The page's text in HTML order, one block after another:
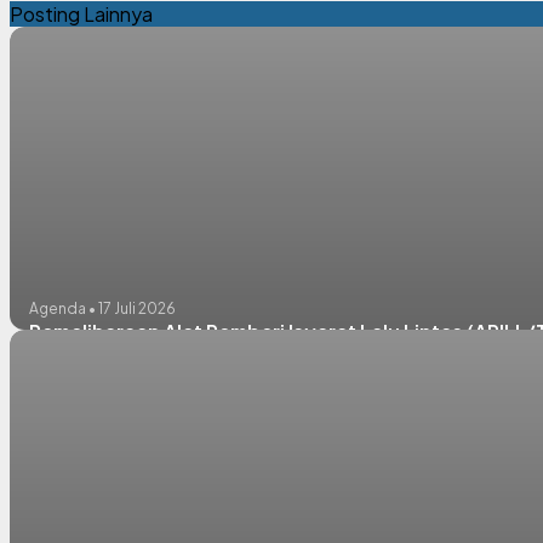
Posting Lainnya
Agenda • 17 Juli 2026
Pemeliharaan Alat Pemberi Isyarat Lalu Lintas